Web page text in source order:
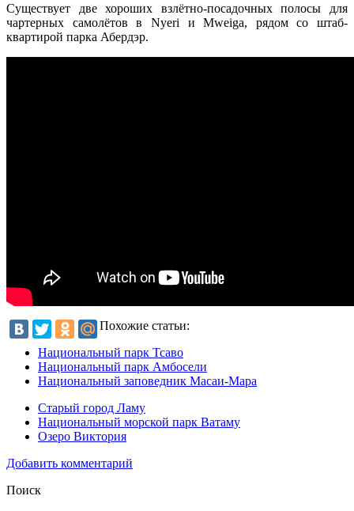
Существует две хороших взлётно-посадочных полосы для
чартерных самолётов в Nyeri и Mweiga, рядом со штаб-
квартирой парка Абердэр.
Похожие статьи:
Национальный парк Тсаво
Национальный парк Амбосели
Национальный заповедник Масаи-Мара
Старый город Ламу
Национальный морской парк Ватаму
Озеро Виктория
Добавить комментарий
Поиск